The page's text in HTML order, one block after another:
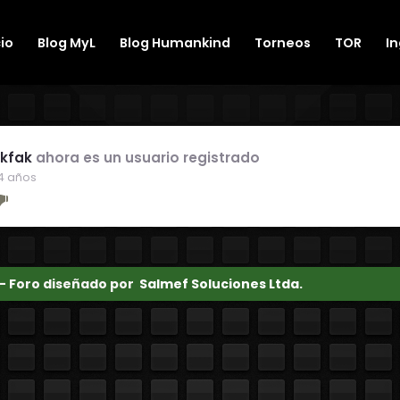
Blog MyL Blog Humankind Torneos TOR
ahora es un usuario registrado
años
Foro diseñado por Salmef Soluciones Ltda.